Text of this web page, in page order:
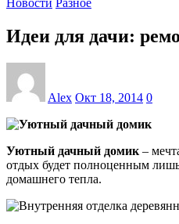
Идеи для дачи:
Alex Окт 18, 2014 0
Уютный дачный домик –
отдых будет полноценным лишь
домашнего тепла.